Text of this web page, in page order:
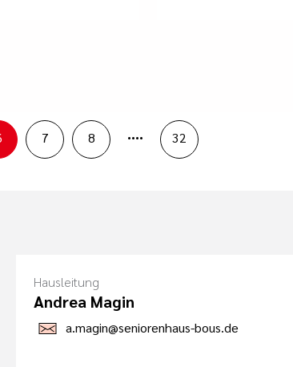
7 8 .... 32
Hausleitung
Andrea Magin
a.magin@seniorenhaus-bous.de